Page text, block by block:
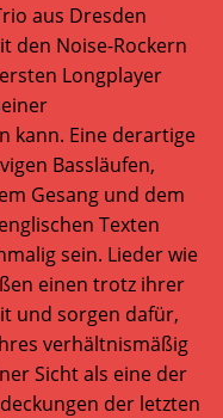
aus Dresden
den Noise-Rockern
Longplayer
kann. Eine derartige
Bassläufen,
Gesang und dem
Texten
sein. Lieder wie
einen trotz ihrer
und sorgen dafür,
verhältnismäßig
Sicht als eine der
der letzten